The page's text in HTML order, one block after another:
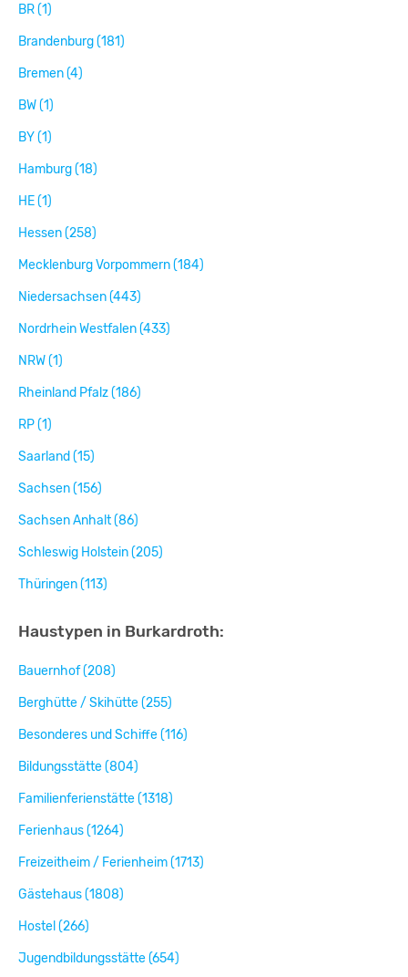
BR (1)
Brandenburg (181)
Bremen (4)
BW (1)
BY (1)
Hamburg (18)
HE (1)
Hessen (258)
Mecklenburg Vorpommern (184)
Niedersachsen (443)
Nordrhein Westfalen (433)
NRW (1)
Rheinland Pfalz (186)
RP (1)
Saarland (15)
Sachsen (156)
Sachsen Anhalt (86)
Schleswig Holstein (205)
Thüringen (113)
Haustypen in Burkardroth:
Bauernhof (208)
Berghütte / Skihütte (255)
Besonderes und Schiffe (116)
Bildungsstätte (804)
Familienferienstätte (1318)
Ferienhaus (1264)
Freizeitheim / Ferienheim (1713)
Gästehaus (1808)
Hostel (266)
Jugendbildungsstätte (654)